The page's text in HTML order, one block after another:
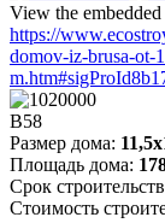
View the
https://
domov-iz-brusa-ot-
В58
Размер дома:
Площадь дома:
Срок
Стоимость